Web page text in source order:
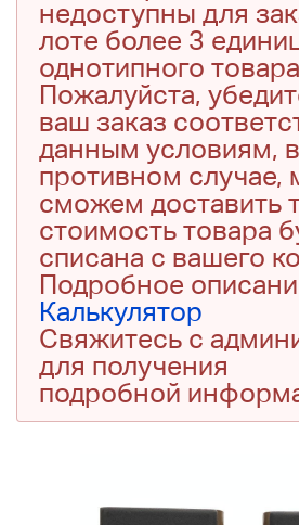
недоступны для
лоте более 3
однотипного
Пожалуйста,
ваш заказ
данным условиям, в
противном случае,
сможем доставить
стоимость товара
списана с вашего
Подробное
Калькулятор
Свяжитесь с
для получения
подробной